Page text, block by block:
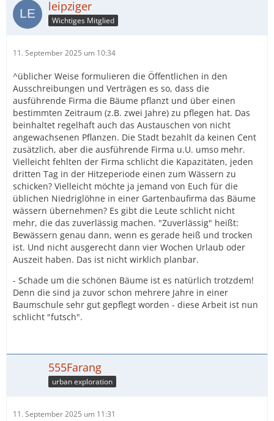
leipziger
Wichtiges Mitglied
11. September 2025 um 10:34
^üblicher Weise formulieren die Öffentlichen in den
Ausschreibungen und Verträgen es so, dass die
ausführende Firma die Bäume pflanzt und über einen
bestimmten Zeitraum (z.B. zwei Jahre) zu pflegen hat. Das
beinhaltet regelhaft auch das Austauschen von nicht
angewachsenen Pflanzen. Die Stadt bezahlt da keinen Cent
zusätzlich, aber die ausführende Firma u.U. umso mehr.
Vielleicht fehlten der Firma schlicht die Kapazitäten, jeden
dritten Tag in der Hitzeperiode einen zum Wässern zu
schicken? Vielleicht möchte ja jemand von Euch für die
üblichen Niedriglöhne in einer Gartenbaufirma das Bäume
wässern übernehmen? Es gibt die Leute schlicht nicht
mehr, die das zuverlässig machen. "Zuverlässig" heißt:
Bewässern genau dann, wenn es gerade heiß und trocken
ist. Und nicht ausgerecht dann vier Wochen Urlaub oder
Auszeit haben. Das ist nicht wirklich planbar.
- Schade um die schönen Bäume ist es natürlich trotzdem!
Denn die sind ja zuvor schon mehrere Jahre in einer
Baumschule sehr gut gepflegt worden - diese Arbeit ist nun
schlicht "futsch".
555Farang
urban exploration
11. September 2025 um 11:31